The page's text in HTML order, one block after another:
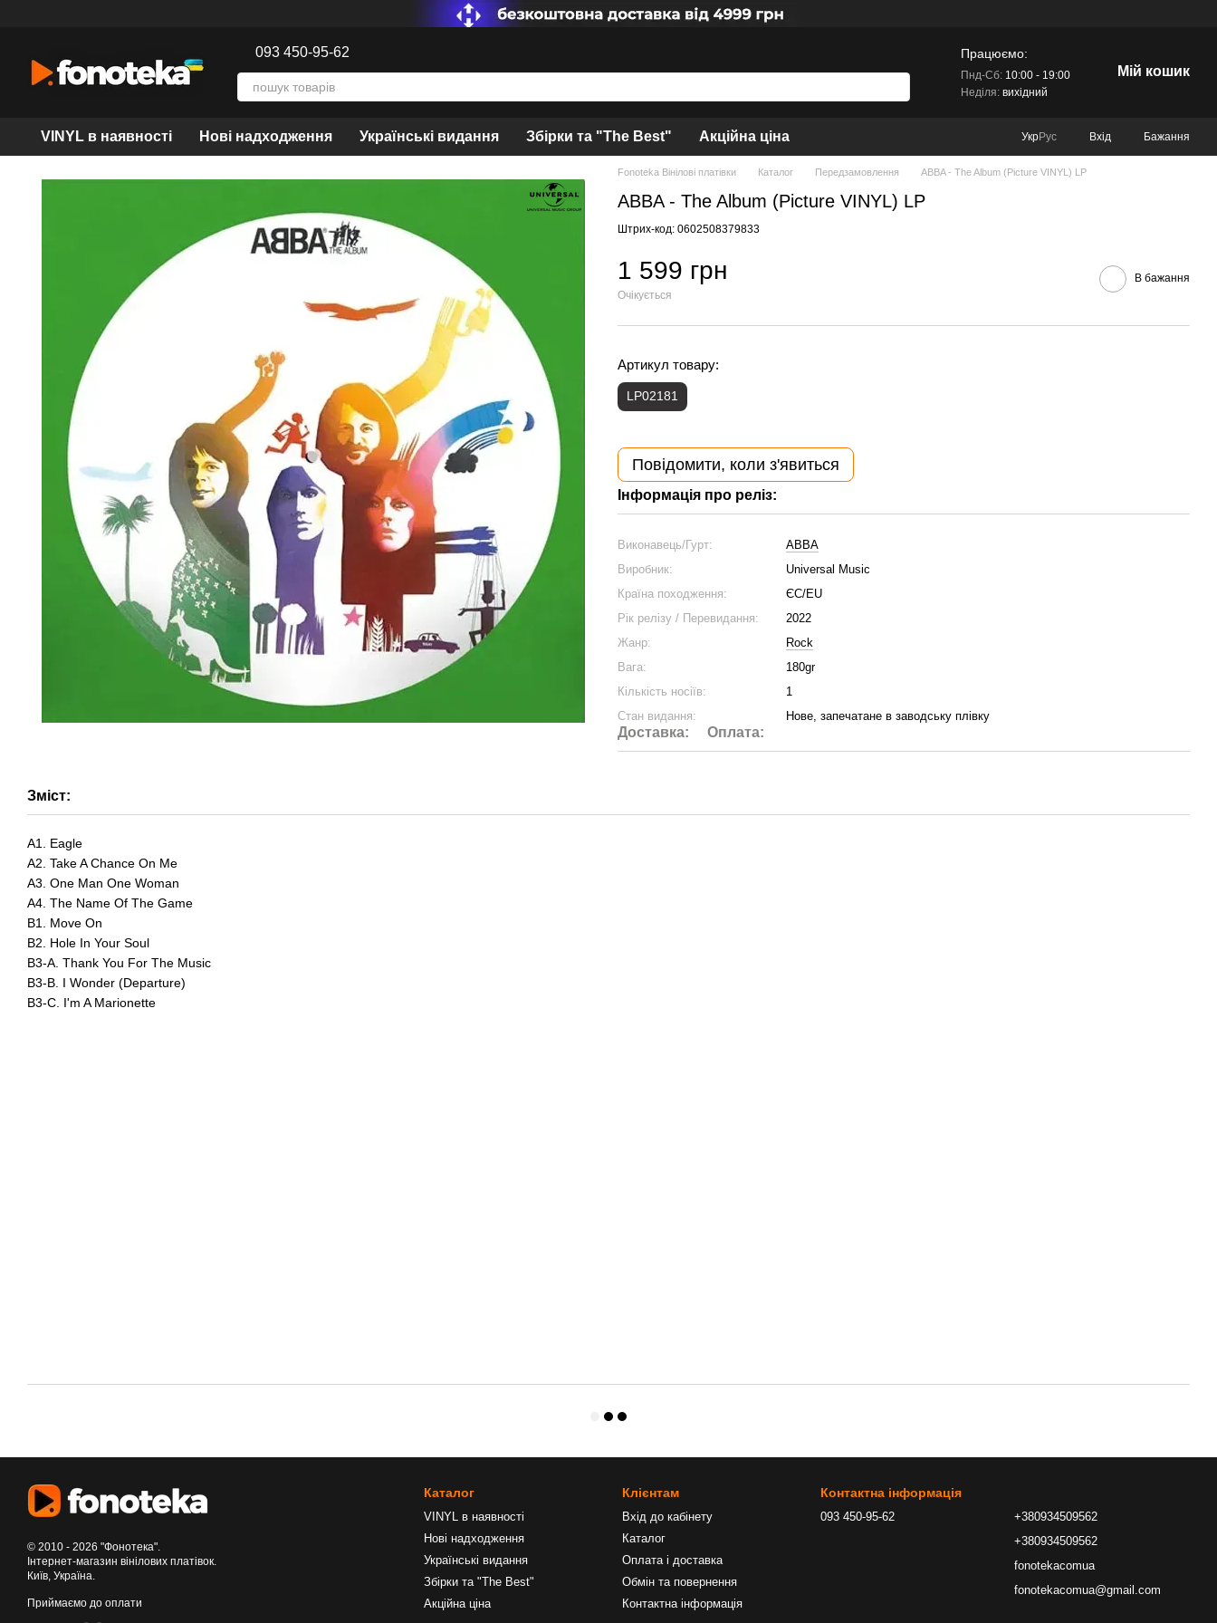
093 450-95-62 Працюємо:
Пнд-Сб:10:00 - 19:00
Неділя:вихідний
Мій кошик
VINYL в наявності Нові надходження Українські видання Збірки та "The Best" Акційна ціна УкрРус Вхід Бажання
Fonoteka Вінілові платівки Каталог Передзамовлення ABBA - The Album (Picture VINYL) LP
ABBA - The Album (Picture VINYL) LP
Штрих-код: 0602508379833
1 599 грн
Очікується
В бажання
Артикул товару:
LP02181
Повідомити, коли з'явиться
Інформація про реліз:
Виконавець/Гурт:
ABBA
Виробник:
Universal Music
Країна походження:
ЄС/EU
Рік релізу / Перевидання:
2022
Жанр:
Rock
Вага:
180gr
Кількість носіїв:
1
Стан видання:
Нове, запечатане в заводську плівку
Доставка: Оплата:
Зміст:
A1. Eagle
A2. Take A Chance On Me
A3. One Man One Woman
A4. The Name Of The Game
B1. Move On
B2. Hole In Your Soul
B3-A. Thank You For The Music
B3-B. I Wonder (Departure)
B3-C. I'm A Marionette
© 2010 - 2026 "Фонотека".
Інтернет-магазин вінілових платівок.
Київ, Україна.
Приймаємо до оплати
Каталог
VINYL в наявності
Нові надходження
Українські видання
Збірки та "The Best"
Акційна ціна
Клієнтам
Вхід до кабінету
Каталог
Оплата і доставка
Обмін та повернення
Контактна інформація
Контактна інформація
093 450-95-62
+380934509562
+380934509562
fonotekacomua
fonotekacomua@gmail.com